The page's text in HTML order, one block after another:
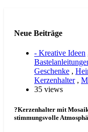
Neue Beiträge
- Kreative Ideen
Geschenke ,
Kerzenhalter,
35 views
?Kerzenhalter mit
stimmungsvolle